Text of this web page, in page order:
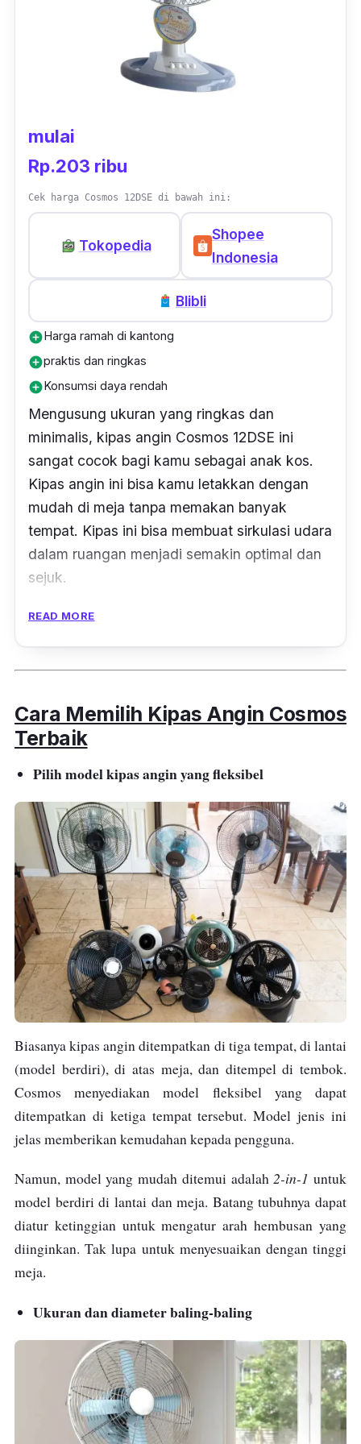
mulai
Rp.203 ribu
Cek harga Cosmos 12DSE di bawah ini:
Tokopedia
Shopee
Indonesia
Blibli
add_circleHarga ramah di kantong
add_circlepraktis dan ringkas
add_circleKonsumsi daya rendah
Mengusung ukuran yang ringkas dan
minimalis, kipas angin Cosmos 12DSE ini
sangat cocok bagi kamu sebagai anak kos.
Kipas angin ini bisa kamu letakkan dengan
mudah di meja tanpa memakan banyak
tempat. Kipas ini bisa membuat sirkulasi udara
dalam ruangan menjadi semakin optimal dan
sejuk.
Terdapat pula tombol pengaturan kecepatan
kamu. Soal konsumsi daya kamu tak perlu
khawatir, karena si mungil ini hanya
Dengan harga Rp 200 ribuan saja, kamu
sudah bisa membawa pulang Cosmos 12DSE
ini.
READ MORE
Cara Memilih Kipas Angin Cosmos
Terbaik
Pilih model kipas angin yang fleksibel
Biasanya kipas angin ditempatkan di tiga tempat, di lantai
(model berdiri), di atas meja, dan ditempel di tembok.
Cosmos menyediakan model fleksibel yang dapat
ditempatkan di ketiga tempat tersebut. Model jenis ini
jelas memberikan kemudahan kepada pengguna.
Namun, model yang mudah ditemui adalah2-in-1 untuk
model berdiri di lantai dan meja. Batang tubuhnya dapat
diatur ketinggian untuk mengatur arah hembusan yang
diinginkan. Tak lupa untuk menyesuaikan dengan tinggi
meja.
Ukuran dan diameter baling-baling